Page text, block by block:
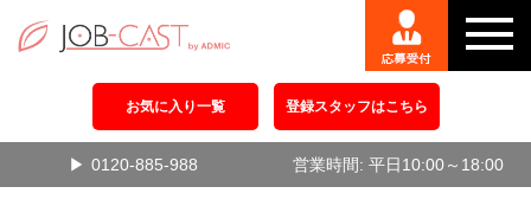
お気に入り一覧 登録スタッフはこちら
0120-885-988 営業時間: 平日10:00～18:00